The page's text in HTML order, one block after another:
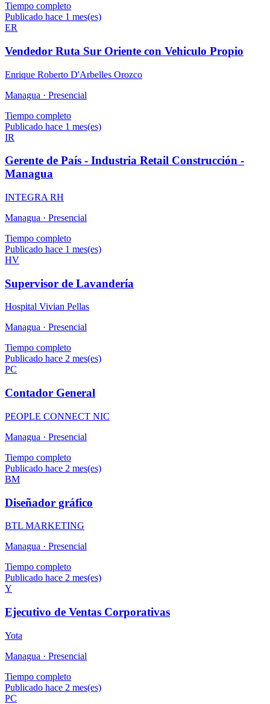
Tiempo completo
Publicado hace 1 mes(es)
ER
Vendedor Ruta Sur Oriente con Vehiculo Propio
Enrique Roberto D'Arbelles Orozco
Managua · Presencial
Tiempo completo
Publicado hace 1 mes(es)
IR
Gerente de País - Industria Retail Construcción -
Managua
INTEGRA RH
Managua · Presencial
Tiempo completo
Publicado hace 1 mes(es)
HV
Supervisor de Lavandería
Hospital Vivian Pellas
Managua · Presencial
Tiempo completo
Publicado hace 2 mes(es)
PC
Contador General
PEOPLE CONNECT NIC
Managua · Presencial
Tiempo completo
Publicado hace 2 mes(es)
BM
Diseñador gráfico
BTL MARKETING
Managua · Presencial
Tiempo completo
Publicado hace 2 mes(es)
Y
Ejecutivo de Ventas Corporativas
Yota
Managua · Presencial
Tiempo completo
Publicado hace 2 mes(es)
PC